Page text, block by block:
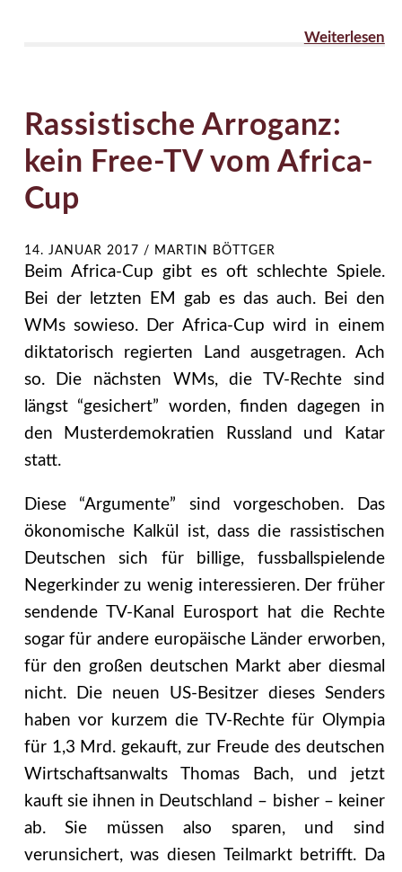
Weiterlesen
Rassistische Arroganz:
kein Free-TV vom Africa-
Cup
14. JANUAR 2017 / MARTIN BÖTTGER
Beim Africa-Cup gibt es oft schlechte Spiele.
Bei der letzten EM gab es das auch. Bei den
WMs sowieso. Der Africa-Cup wird in einem
diktatorisch regierten Land ausgetragen. Ach
so. Die nächsten WMs, die TV-Rechte sind
längst “gesichert” worden, finden dagegen in
den Musterdemokratien Russland und Katar
statt.
Diese “Argumente” sind vorgeschoben. Das
ökonomische Kalkül ist, dass die rassistischen
Deutschen sich für billige, fussballspielende
Negerkinder zu wenig interessieren. Der früher
sendende TV-Kanal Eurosport hat die Rechte
sogar für andere europäische Länder erworben,
für den großen deutschen Markt aber diesmal
nicht. Die neuen US-Besitzer dieses Senders
haben vor kurzem die TV-Rechte für Olympia
für 1,3 Mrd. gekauft, zur Freude des deutschen
Wirtschaftsanwalts Thomas Bach, und jetzt
kauft sie ihnen in Deutschland – bisher – keiner
ab. Sie müssen also sparen, und sind
verunsichert, was diesen Teilmarkt betrifft. Da